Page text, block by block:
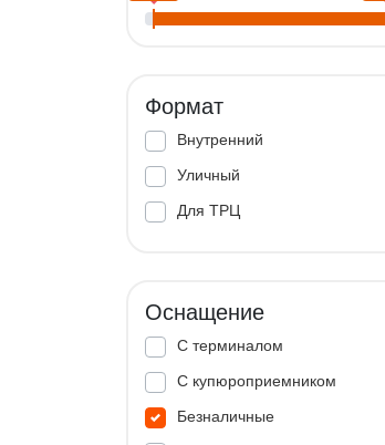
Формат
Внутренний
Уличный
Для ТРЦ
Оснащение
С терминалом
С купюроприемником
Безналичные